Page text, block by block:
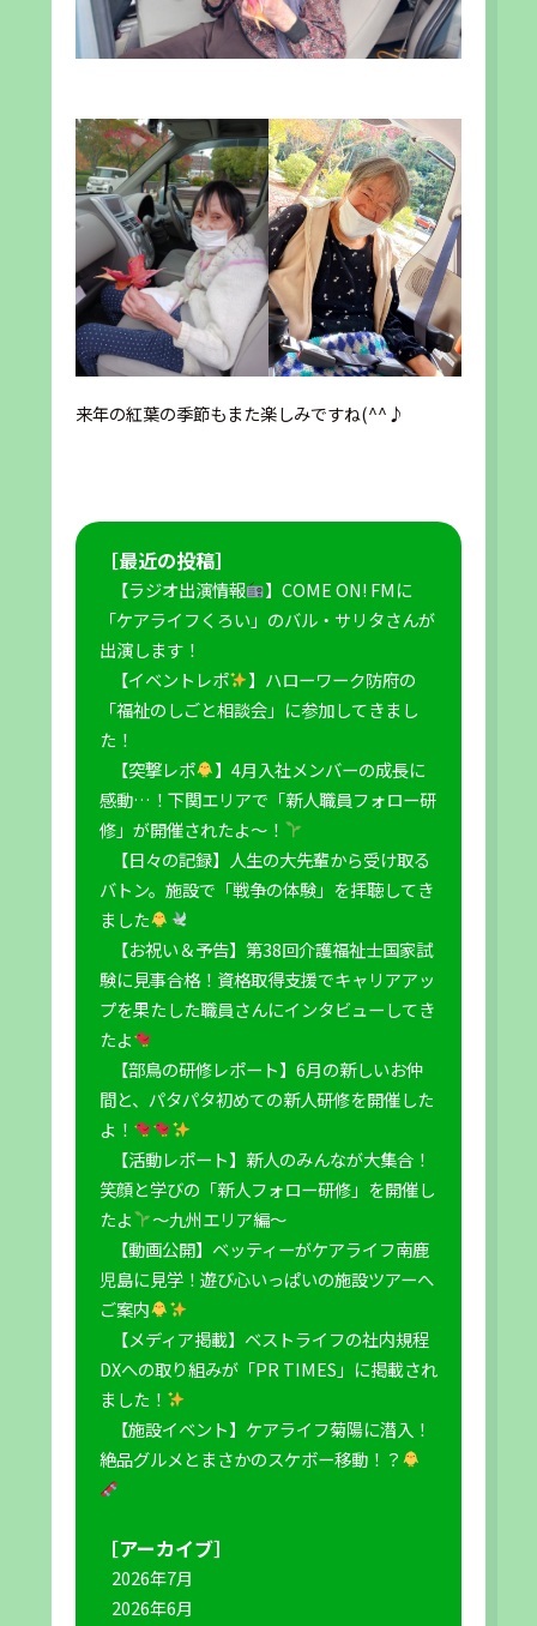
来年の紅葉の季節もまた楽しみですね(^^♪
［最近の投稿］
【ラジオ出演情報
】COME ON! FMに
「ケアライフくろい」のバル・サリタさんが
出演します！
【イベントレポ
】ハローワーク防府の
「福祉のしごと相談会」に参加してきまし
た！
【突撃レポ
】4月入社メンバーの成長に
感動…！下関エリアで「新人職員フォロー研
修」が開催されたよ〜！
【日々の記録】人生の大先輩から受け取る
バトン。施設で「戦争の体験」を拝聴してき
ました
【お祝い＆予告】第38回介護福祉士国家試
験に見事合格！資格取得支援でキャリアアッ
プを果たした職員さんにインタビューしてき
たよ
【部鳥の研修レポート】6月の新しいお仲
間と、パタパタ初めての新人研修を開催した
よ！
【活動レポート】新人のみんなが大集合！
笑顔と学びの「新人フォロー研修」を開催し
たよ
～九州エリア編～
【動画公開】ベッティーがケアライフ南鹿
児島に見学！遊び心いっぱいの施設ツアーへ
ご案内
【メディア掲載】ベストライフの社内規程
DXへの取り組みが「PR TIMES」に掲載され
ました！
【施設イベント】ケアライフ菊陽に潜入！
絶品グルメとまさかのスケボー移動！？
［アーカイブ］
2026年7月
2026年6月